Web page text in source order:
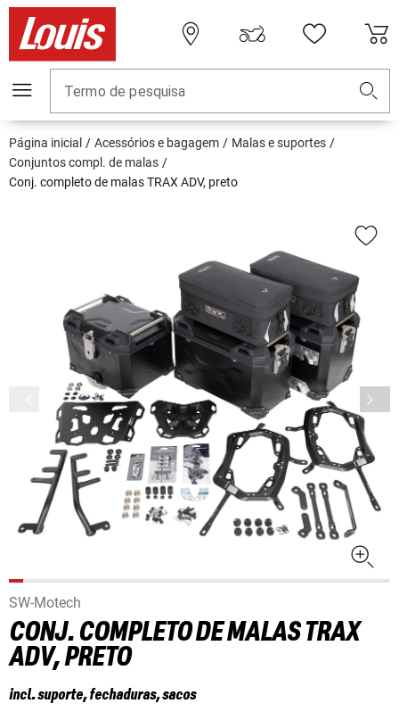
Termo de pesquisa
Página inicial Acessórios e bagagem
Malas e suportes
Conjuntos compl. de malas
Conj. completo de malas TRAX ADV, preto
SW-Motech
CONJ. COMPLETO DE MALAS TRAX
ADV, PRETO
incl. suporte, fechaduras, sacos